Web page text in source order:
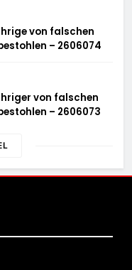
von falschen
– 2606074
von falschen
– 2606073